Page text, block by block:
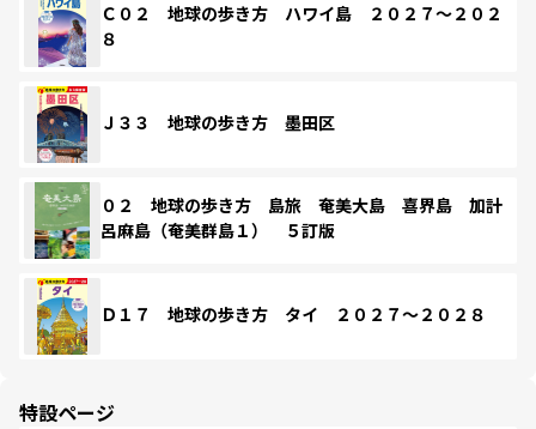
Ｃ０２ 地球の歩き方 ハワイ島 ２０２７～２０２
８
Ｊ３３ 地球の歩き方 墨田区
０２ 地球の歩き方 島旅 奄美大島 喜界島 加計
呂麻島（奄美群島１） ５訂版
Ｄ１７ 地球の歩き方 タイ ２０２７～２０２８
特設ページ